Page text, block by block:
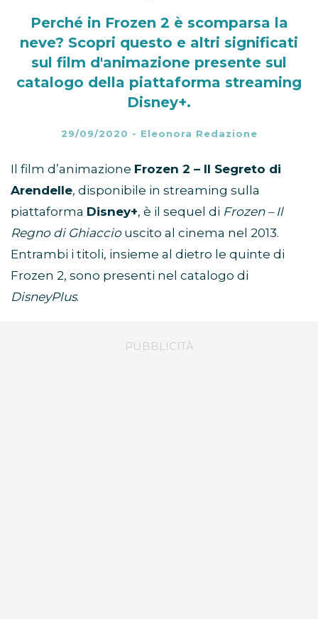
Perché in Frozen 2 è scomparsa la
neve? Scopri questo e altri significati
sul film d'animazione presente sul
catalogo della piattaforma streaming
Disney+.
29/09/2020 - Eleonora Redazione
Il film d’animazione Frozen 2 – Il Segreto di
Arendelle, disponibile in streaming sulla
piattaforma Disney+, è il sequel di Frozen – Il
Regno di Ghiacciouscito al cinema nel 2013.
Entrambi i titoli, insieme al dietro le quinte di
Frozen 2, sono presenti nel catalogo di
DisneyPlus.